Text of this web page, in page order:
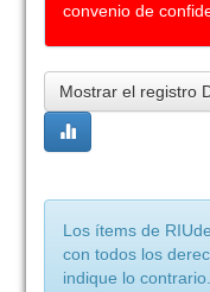
convenio de
Mostrar el registro
Los ítems de
con todos los
indique lo contrario.